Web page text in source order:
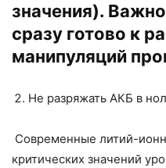
значения).
сразу готово к
манипуляций
Не разряжать АКБ в
Современные литий-
критических значений